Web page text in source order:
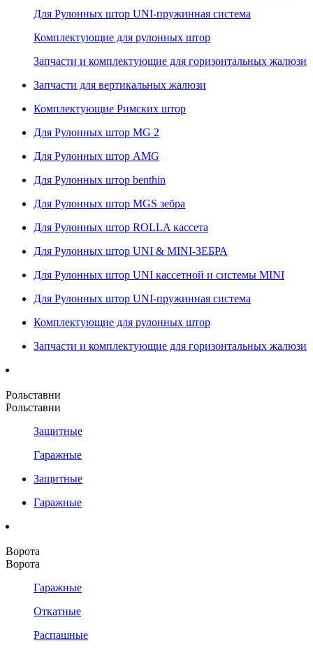
Для Рулонных штор UNI-пружинная система
Комплектующие для рулонных штор
Запчасти и комплектующие для горизонтальных жалюзи
Запчасти для вертикальных жалюзи
Комплектующие Римских штор
Для Рулонных штор MG 2
Для Рулонных штор AMG
Для Рулонных штор benthin
Для Рулонных штор MGS зебра
Для Рулонных штор ROLLA кассета
Для Рулонных штор UNI & MINI-ЗЕБРА
Для Рулонных штор UNI кассетной и системы MINI
Для Рулонных штор UNI-пружинная система
Комплектующие для рулонных штор
Запчасти и комплектующие для горизонтальных жалюзи
Рольставни
Рольставни
Защитные
Гаражные
Защитные
Гаражные
Ворота
Ворота
Гаражные
Откатные
Распашные